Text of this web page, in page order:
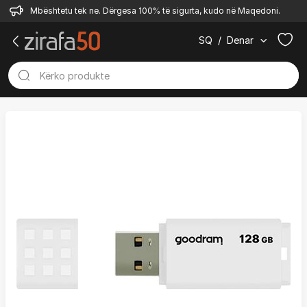
Mbështetu tek ne. Dërgesa 100% të sigurta, kudo në Maqedoni.
SQ / Denar